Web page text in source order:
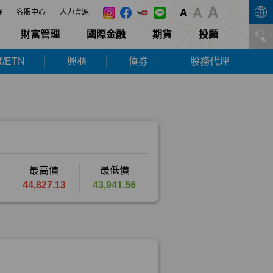
客服中心 人力資源
財富管理 國際金融 期貨 投顧
ETN 興櫃 債券 股務代理